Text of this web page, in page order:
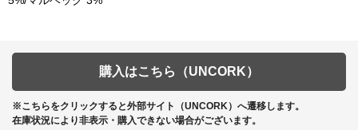
購入はこちら（UNCORK）
※こちらをクリックすると外部サイト（UNCORK）へ遷移します。
在庫状況により非表示・購入できない場合がございます。